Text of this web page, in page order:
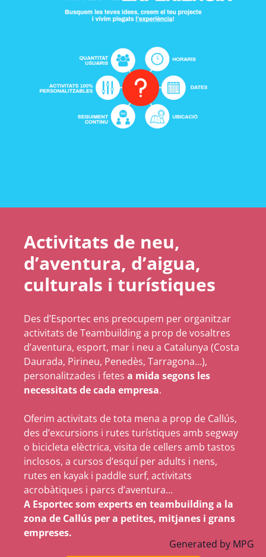
Activitats de neu,
d’aventura, d’aigua,
culturals i turístiques
Des d’Esportec ens preocupem per organitzar
activitats de Teambuilding a prop de vosaltres
d’aventura, esport, mar i neu a Catalunya (Costa
Daurada, Pirineu, Penedès, Tarragona…),
personalitzades i fetes a mida segons les
necessitats de cada empresa.
Oferim activitats de tota mena a prop de Callús,
des d’excursions i rutes turístiques amb segway
o bicicleta elèctrica, visita de cellers amb tastos
inclosos, a cursos d’esquí per adults i nens,
rutes en kayak i paddle surf, activitats
acrobàtiques i parcs d’aventura…
A Esportec som experts en teambuilding a la
zona de Callús per a petites, mitjanes i grans
empreses.
Generated by MPG